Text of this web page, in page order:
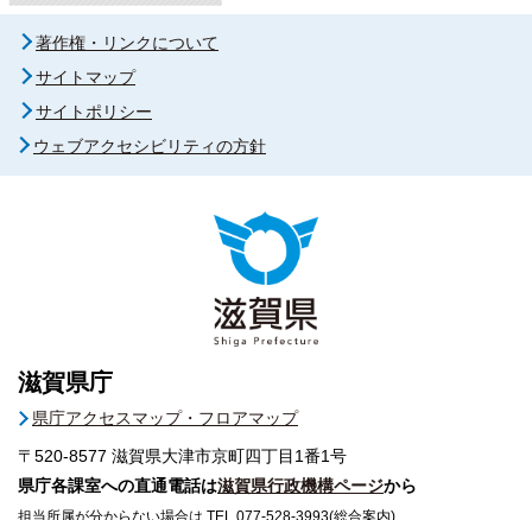
著作権・リンクについて
サイトマップ
サイトポリシー
ウェブアクセシビリティの方針
滋賀県庁
県庁アクセスマップ・フロアマップ
〒520-8577 滋賀県大津市京町四丁目1番1号
県庁各課室への直通電話は滋賀県行政機構ページから
担当所属が分からない場合は TEL 077-528-3993(総合案内)